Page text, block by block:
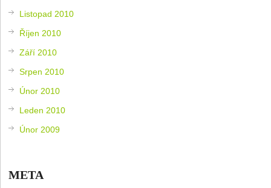
Listopad 2010
Říjen 2010
Září 2010
Srpen 2010
Únor 2010
Leden 2010
Únor 2009
META